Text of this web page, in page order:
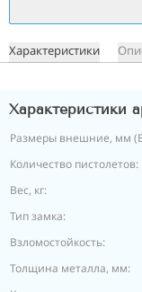
Характеристики
Характеристики
Размеры внешние, мм
Количество пистолетов:
Вес, кг:
Тип замка:
Взломостойкость:
Толщина металла, мм: